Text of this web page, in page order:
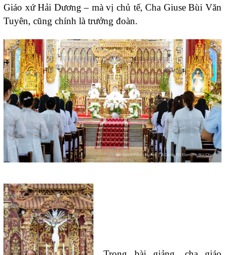
Giáo xứ Hải Dương – mà vị chủ tế, Cha Giuse Bùi Văn
Tuyên, cũng chính là trưởng đoàn.